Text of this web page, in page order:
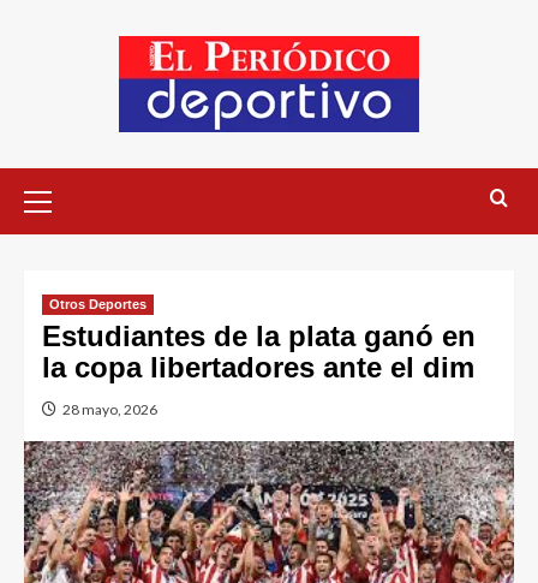
Otros Deportes
Estudiantes de la plata ganó en
la copa libertadores ante el dim
28 mayo, 2026